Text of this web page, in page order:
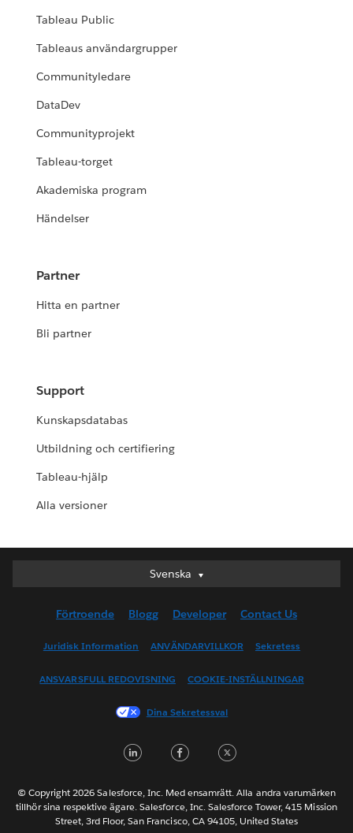
Tableau Public
Tableaus användargrupper
Communityledare
DataDev
Communityprojekt
Tableau-torget
Akademiska program
Händelser
Partner
Hitta en partner
Bli partner
Support
Kunskapsdatabas
Utbildning och certifiering
Tableau-hjälp
Alla versioner
Svenska
Svenska
English (UK)
English (US)
Français (Canada)
Français (France)
日本語
Nederlands
Português
Förtroende Blogg Developer Contact Us
Juridisk Information ANVÄNDARVILLKOR Sekretess
ANSVARSFULL REDOVISNING COOKIE-INSTÄLLNINGAR
Dina Sekretessval
LinkedInFacebook
© Copyright 2026 Salesforce, Inc. Med ensamrätt. Alla andra varumärken
tillhör sina respektive ägare. Salesforce, Inc. Salesforce Tower, 415 Mission
Street, 3rd Floor, San Francisco, CA 94105, United States